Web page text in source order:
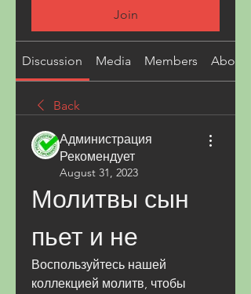
Join
Discussion Media Members About
Back
Администрация
Рекомендует
August 31, 2023
Молитвы сын
пьет и не
Воспользуйтесь нашей
коллекцией молитв, чтобы